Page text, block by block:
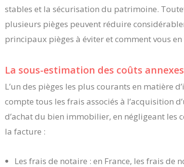
stables et la sécurisation du patrimoine.
plusieurs pièges peuvent réduire
principaux pièges à éviter et comment vous
La sous-estimation des coûts annexes
L’un des pièges les plus courants en matière
compte tous les frais associés à l’acquisition
d’achat du bien immobilier, en négligeant
la facture :
Les frais de notaire : en France, les frais de